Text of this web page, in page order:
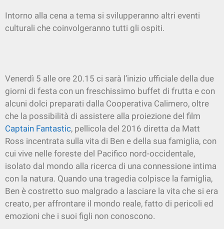
Intorno alla cena a tema si svilupperanno altri eventi
culturali che coinvolgeranno tutti gli ospiti.
Venerdì 5 alle ore 20.15 ci sarà l’inizio ufficiale della due
giorni di festa con un freschissimo buffet di frutta e con
alcuni dolci preparati dalla Cooperativa Calimero, oltre
che la possibilità di assistere alla proiezione del film
Captain Fantastic, pellicola del 2016 diretta da Matt
Ross incentrata sulla vita di Ben e della sua famiglia, con
cui vive nelle foreste del Pacifico nord-occidentale,
isolato dal mondo alla ricerca di una connessione intima
con la natura. Quando una tragedia colpisce la famiglia,
Ben è costretto suo malgrado a lasciare la vita che si era
creato, per affrontare il mondo reale, fatto di pericoli ed
emozioni che i suoi figli non conoscono.